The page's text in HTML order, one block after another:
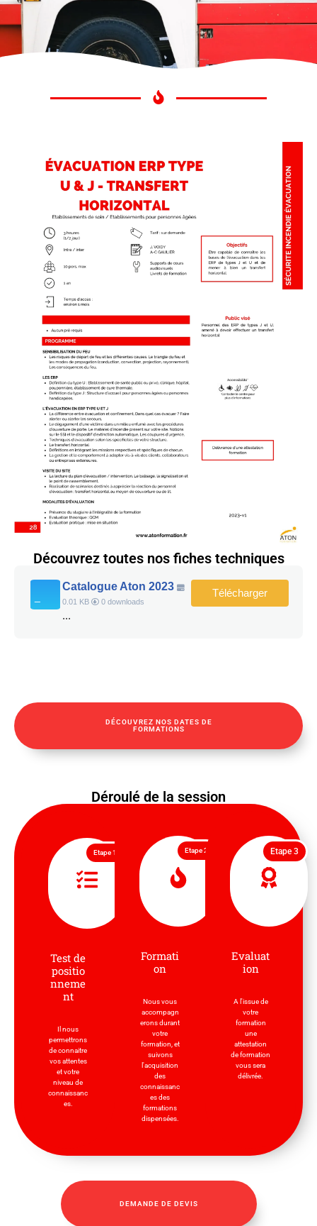
Découvrez toutes nos fiches techniques
Catalogue Aton 2023
0.01 KB 0 downloads
...
Télécharger
DÉCOUVREZ NOS DATES DE
FORMATIONS
Déroulé de la session
Etape 1
Test de
positio
nneme
nt
Il nous
permettrons
de connaitre
vos attentes
et votre
niveau de
connaissanc
es.
Etape 2
Formati
on
Nous vous
accompagn
erons durant
votre
formation, et
suivons
l'acquisition
des
connaissanc
es des
formations
dispensées.
Etape 3
Evaluat
ion
A l'issue de
votre
formation
une
attestation
de formation
vous sera
délivrée.
DEMANDE DE DEVIS